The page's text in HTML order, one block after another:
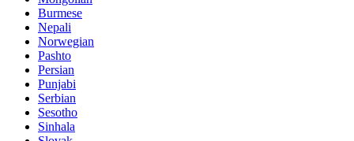
Burmese
Nepali
Norwegian
Pashto
Persian
Punjabi
Serbian
Sesotho
Sinhala